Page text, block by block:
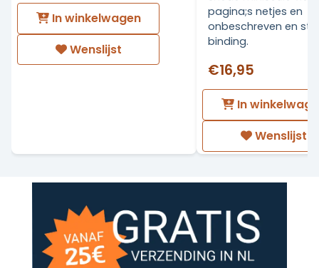
In winkelwagen
Wenslijst
pagina;s netjes en
onbeschreven en
binding.
€16,95
In
Wenslijst